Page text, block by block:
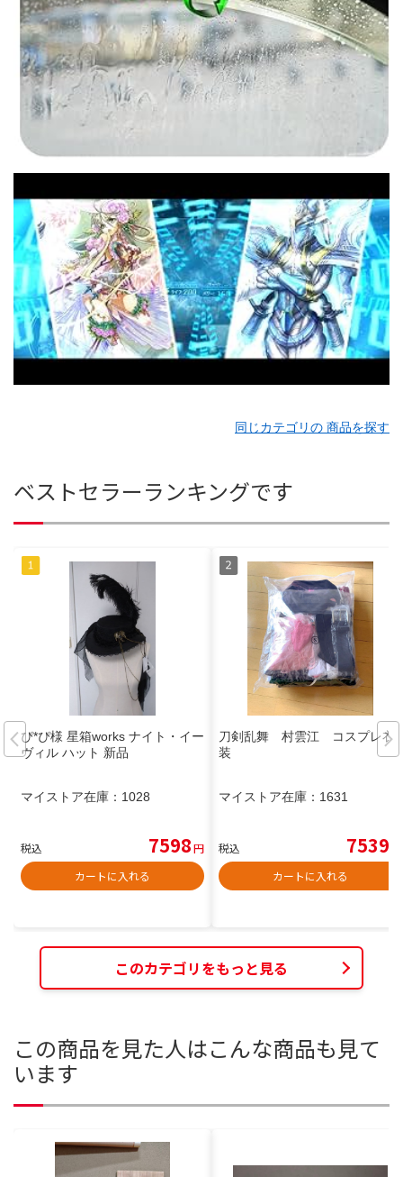
同じカテゴリの 商品を探す
ベストセラーランキングです
ぴ*ぴ様 星箱works ナイト・イー
ヴィル ハット 新品
マイストア在庫： 1028
税込 7598円
カートに入れる
刀剣乱舞 村雲江 コスプレ衣
装
マイストア在庫： 1631
税込 7539
カートに入れる
このカテゴリをもっと見る
この商品を見た人はこんな商品も見て
います